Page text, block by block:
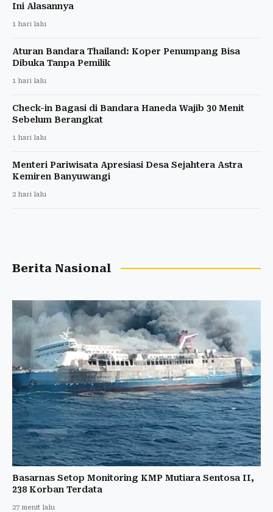
Ini Alasannya
1 hari lalu
Aturan Bandara Thailand: Koper Penumpang Bisa
Dibuka Tanpa Pemilik
1 hari lalu
Check-in Bagasi di Bandara Haneda Wajib 30 Menit
Sebelum Berangkat
1 hari lalu
Menteri Pariwisata Apresiasi Desa Sejahtera Astra
Kemiren Banyuwangi
2 hari lalu
Berita Nasional
Basarnas Setop Monitoring KMP Mutiara Sentosa II,
238 Korban Terdata
27 menit lalu